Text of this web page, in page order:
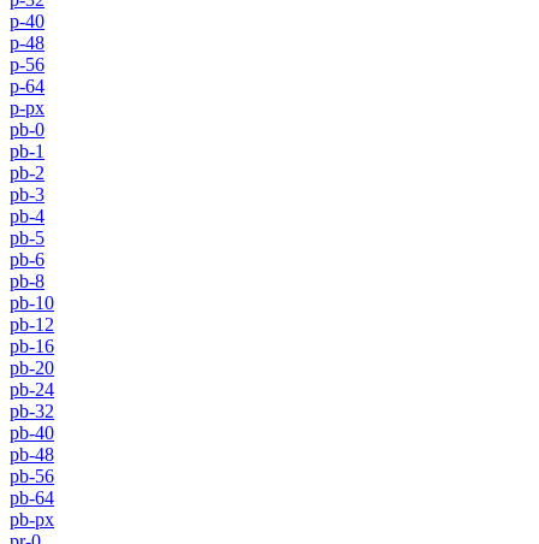
p-40
p-48
p-56
p-64
p-px
pb-0
pb-1
pb-2
pb-3
pb-4
pb-5
pb-6
pb-8
pb-10
pb-12
pb-16
pb-20
pb-24
pb-32
pb-40
pb-48
pb-56
pb-64
pb-px